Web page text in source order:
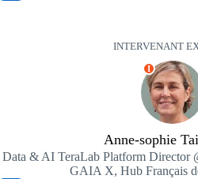
INTERVENANT
I
Anne-sophie
Data & AI TeraLab Platform Director
GAIA X, Hub Français